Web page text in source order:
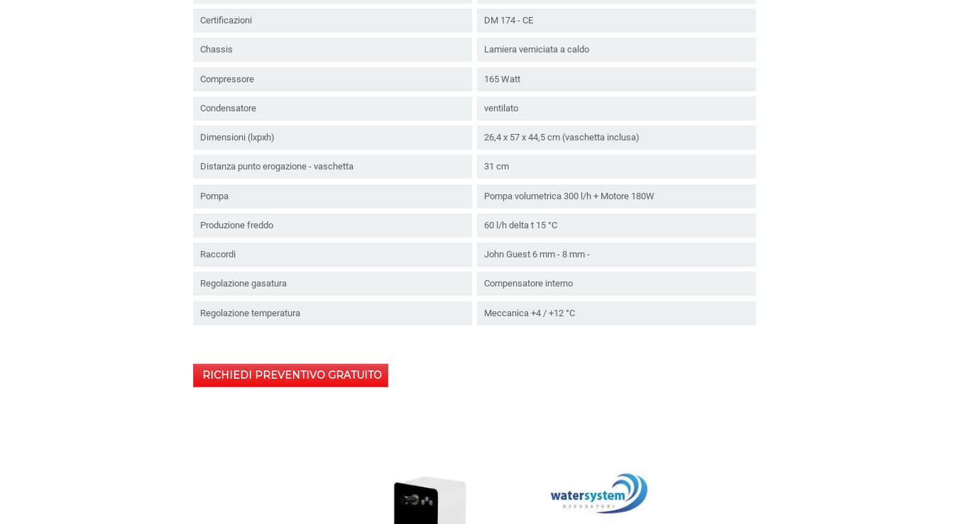
Certificazioni DM 174 - CE
Chassis Lamiera verniciata a caldo
Compressore 165 Watt
Condensatore ventilato
Dimensioni (lxpxh) 26,4 x 57 x 44,5 cm (vaschetta inclusa)
Distanza punto erogazione - vaschetta 31 cm
Pompa Pompa volumetrica 300 l/h + Motore 180W
Produzione freddo 60 l/h delta t 15 °C
Raccordi John Guest 6 mm - 8 mm -
Regolazione gasatura Compensatore interno
Regolazione temperatura Meccanica +4 / +12 °C
RICHIEDI PREVENTIVO GRATUITO